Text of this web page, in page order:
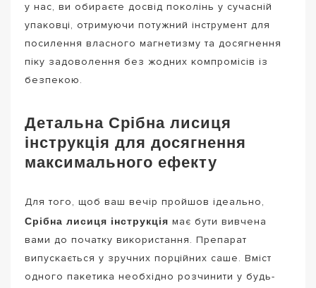
у нас, ви обираєте досвід поколінь у сучасній
упаковці, отримуючи потужний інструмент для
посилення власного магнетизму та досягнення
піку задоволення без жодних компромісів із
безпекою.
Детальна Срібна лисиця
інструкція для досягнення
максимального ефекту
Для того, щоб ваш вечір пройшов ідеально,
Срібна лисиця інструкція має бути вивчена
вами до початку використання. Препарат
випускається у зручних порційних саше. Вміст
одного пакетика необхідно розчинити у будь-